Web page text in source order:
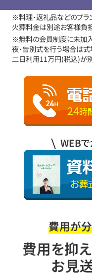
※料理･返礼品などのプラ
火葬料金は別途お客様負
※無料の会員制度に未加
夜･告別式を行う場合は
二日利用11万円(税込)が
WEB
費用が
費用を抑
お見